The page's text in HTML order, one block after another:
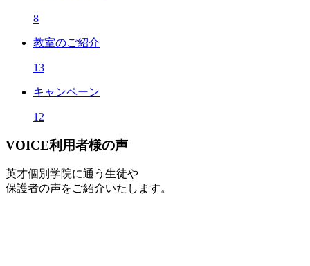
8
教室のご紹介
13
キャンペーン
12
VOICE利用者様の声
英才個別学院に通う生徒や
保護者の声をご紹介いたします。